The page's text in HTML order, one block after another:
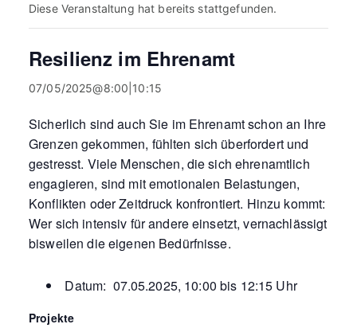
Diese Veranstaltung hat bereits stattgefunden.
Resilienz im Ehrenamt
07/05/2025@8:00 10:15
Sicherlich sind auch Sie im Ehrenamt schon an Ihre
Grenzen gekommen, fühlten sich überfordert und
gestresst. Viele Menschen, die sich ehrenamtlich
engagieren, sind mit emotionalen Belastungen,
Konflikten oder Zeitdruck konfrontiert. Hinzu kommt:
Wer sich intensiv für andere einsetzt, vernachlässigt
bisweilen die eigenen Bedürfnisse.
Datum: 07.05.2025, 10:00 bis 12:15 Uhr
Projekte